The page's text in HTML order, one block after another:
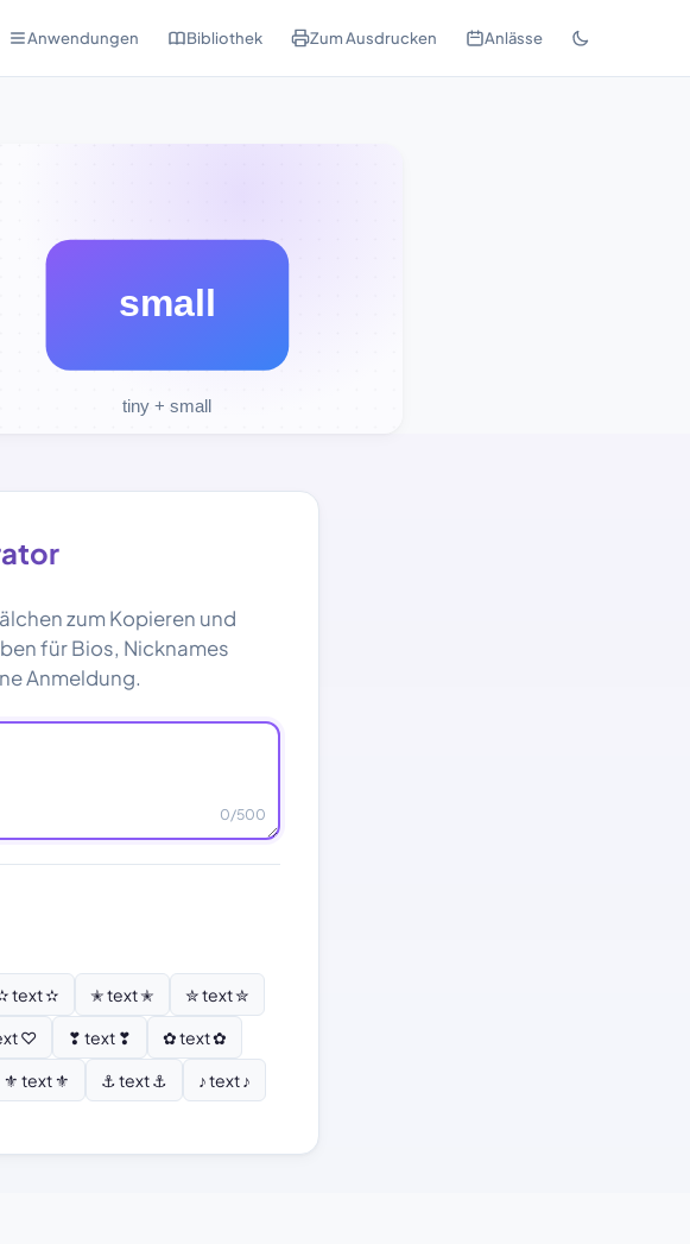
Anwendungen Bibliothek Zum Ausdrucken Anlässe
zum Kopieren und
für Bios, Nicknames
Anmeldung.
0/500
text ✫ ✭ text ✭
✮ text ✮
♡ ❣ text ❣
✿ text ✿
⚜ text ⚜ ⚓ text ⚓
♪ text ♪